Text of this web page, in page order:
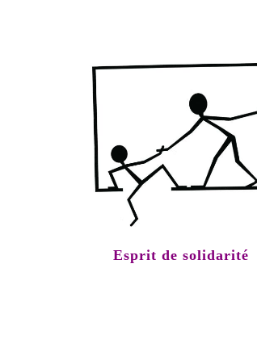
Esprit de solidarité